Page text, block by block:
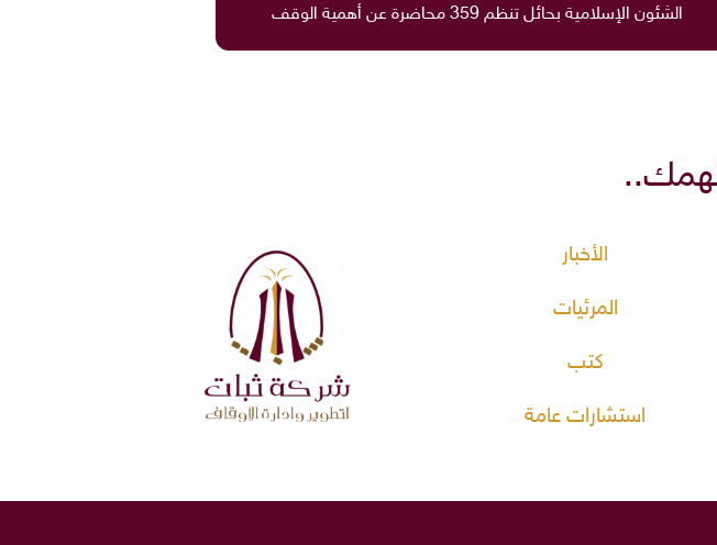
الشئون الإسلامية بحائل تنظم 359 محاضرة عن أهمية الوقف
الأخبار
المرئيات
كتب
استشارات عامة